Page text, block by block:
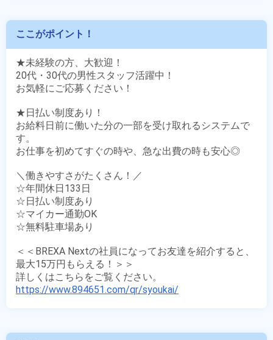
ここがポイント！
★未経験の方、大歓迎！
20代・30代の男性スタッフ活躍中！
お気軽にご応募ください！
★日払い制度あり！
お給料日前に働いた分の一部を受け取れるシステムで
す。
お仕事を初めてすぐの時や、急な出費の時も安心◎
＼働きやすさがたくさん！／
☆年間休日133日
☆日払い制度あり
☆マイカー通勤OK
☆無料駐車場あり
＜＜BREXA Nextの社員になってお友達を紹介すると、
最大15万円もらえる！＞＞
https://www.894651.com/qr/syoukai/